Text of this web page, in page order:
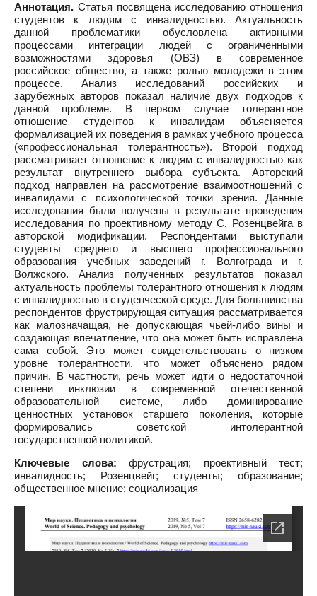
Аннотация. Статья посвящена исследованию отношения
студентов к людям с инвалидностью. Актуальность
данной проблематики обусловлена активными
процессами интеграции людей с ограниченными
возможностями здоровья (ОВЗ) в современное
российское общество, а также ролью молодежи в этом
процессе. Анализ исследований российских и
зарубежных авторов показал наличие двух подходов к
данной проблеме. В первом случае толерантное
отношение студентов к инвалидам объясняется
формализацией их поведения в рамках учебного процесса
(«профессиональная толерантность»). Второй подход
рассматривает отношение к людям с инвалидностью как
результат внутреннего выбора субъекта. Авторский
подход направлен на рассмотрение взаимоотношений с
инвалидами с психологической точки зрения. Данные
исследования были получены в результате проведения
исследования по проективному методу С. Розенцвейга в
авторской модификации. Респондентами выступали
студенты среднего и высшего профессионального
образования учебных заведений г. Волгограда и г.
Волжского. Анализ полученных результатов показал
актуальность проблемы толерантного отношения к людям
с инвалидностью в студенческой среде. Для большинства
респондентов фрустрирующая ситуация рассматривается
как малозначащая, не допускающая чьей-либо вины и
создающая впечатление, что она может быть исправлена
сама собой. Это может свидетельствовать о низком
уровне толерантности, что может объяснено рядом
причин. В частности, речь может идти о недостаточной
степени инклюзии в современной отечественной
образовательной системе, либо доминирование
ценностных установок старшего поколения, которые
формировались советской интолерантной
государственной политикой.
Ключевые слова: фрустрация; проективный тест;
инвалидность; Розенцвейг; студенты; образование;
общественное мнение; социализация